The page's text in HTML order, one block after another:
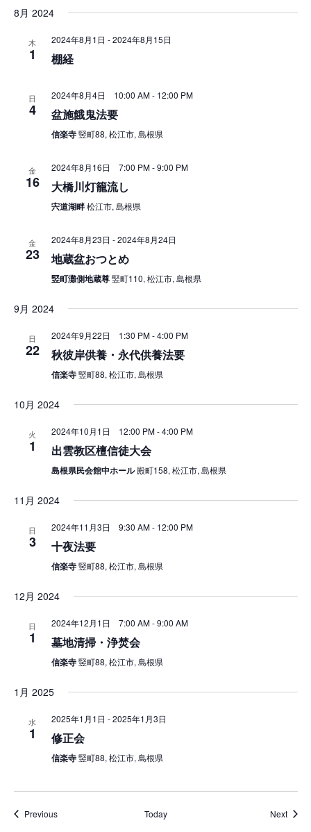
8月 2024
木
1
2024年8月1日 -2024年8月15日
棚経
日
4
2024年8月4日 10:00 AM- 12:00 PM
盆施餓鬼法要
信楽寺竪町88, 松江市, 島根県
金
16
2024年8月16日 7:00 PM-9:00 PM
大橋川灯籠流し
宍道湖畔松江市, 島根県
金
23
2024年8月23日 -2024年8月24日
地蔵盆おつとめ
竪町灘側地蔵尊竪町110, 松江市, 島根県
9月 2024
日
22
2024年9月22日 1:30 PM-4:00 PM
秋彼岸供養・永代供養法要
信楽寺竪町88, 松江市, 島根県
10月 2024
火
1
2024年10月1日 12:00 PM-4:00 PM
出雲教区檀信徒大会
島根県民会館中ホール殿町158, 松江市, 島根県
11月 2024
日
3
2024年11月3日 9:30 AM- 12:00 PM
十夜法要
信楽寺竪町88, 松江市, 島根県
12月 2024
日
1
2024年12月1日 7:00 AM-9:00 AM
墓地清掃・浄焚会
信楽寺竪町88, 松江市, 島根県
1月 2025
水
1
2025年1月1日 -2025年1月3日
修正会
信楽寺竪町88, 松江市, 島根県
PreviousEvents Today Next